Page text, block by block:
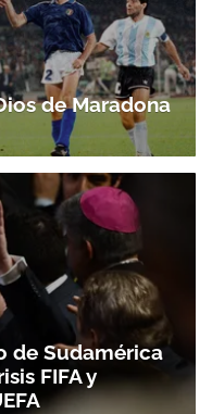
de Maradona
de Sudamérica
FIFA y